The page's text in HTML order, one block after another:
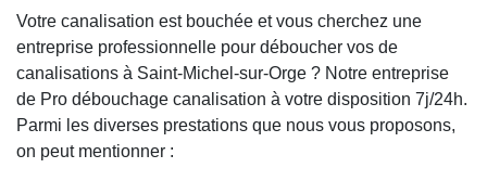
Votre canalisation est bouchée et vous cherchez une
entreprise professionnelle pour déboucher vos de
canalisations à Saint-Michel-sur-Orge ? Notre entreprise
de Pro débouchage canalisation à votre disposition 7j/24h.
Parmi les diverses prestations que nous vous proposons,
on peut mentionner :